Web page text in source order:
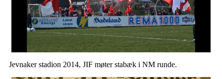
Jevnaker stadion 2014, JIF møter stabæk i NM runde.